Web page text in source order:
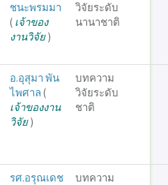
ชนะพรมมา
( เจ้าของ
งานวิจัย)
วิจัยระดับ
นานาชาติ
อ.อุสุมา พัน
ไพศาล (
เจ้าของงาน
วิจัย)
บทความ
วิจัยระดับ
ชาติ
รศ.อรุณเดช
บทความ